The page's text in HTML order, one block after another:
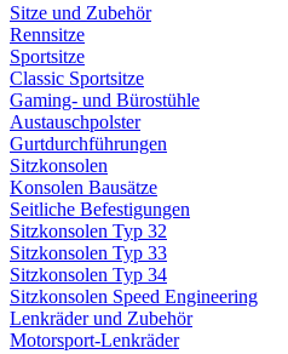
Sitze und Zubehör
Rennsitze
Sportsitze
Classic Sportsitze
Gaming- und Bürostühle
Austauschpolster
Gurtdurchführungen
Sitzkonsolen
Konsolen Bausätze
Seitliche Befestigungen
Sitzkonsolen Typ 32
Sitzkonsolen Typ 33
Sitzkonsolen Typ 34
Sitzkonsolen Speed Engineering
Lenkräder und Zubehör
Motorsport-Lenkräder